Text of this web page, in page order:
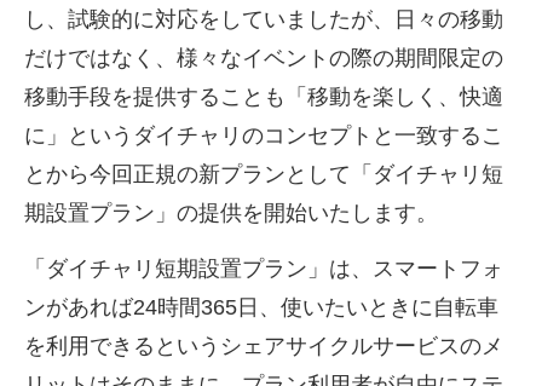
し、試験的に対応をしていましたが、日々の移動
だけではなく、様々なイベントの際の期間限定の
移動手段を提供することも「移動を楽しく、快適
に」というダイチャリのコンセプトと一致するこ
とから今回正規の新プランとして「ダイチャリ短
期設置プラン」の提供を開始いたします。
「ダイチャリ短期設置プラン」は、スマートフォ
ンがあれば24時間365 日、使いたいときに自転車
を利用できるというシェアサイクルサービスのメ